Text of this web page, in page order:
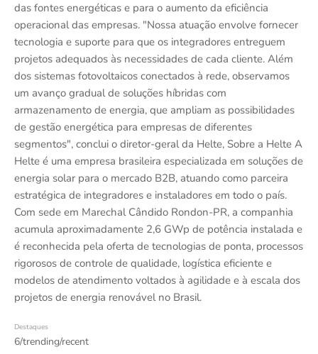
das fontes energéticas e para o aumento da eficiência
operacional das empresas. "Nossa atuação envolve fornecer
tecnologia e suporte para que os integradores entreguem
projetos adequados às necessidades de cada cliente. Além
dos sistemas fotovoltaicos conectados à rede, observamos
um avanço gradual de soluções híbridas com
armazenamento de energia, que ampliam as possibilidades
de gestão energética para empresas de diferentes
segmentos", conclui o diretor-geral da Helte, Sobre a Helte A
Helte é uma empresa brasileira especializada em soluções de
energia solar para o mercado B2B, atuando como parceira
estratégica de integradores e instaladores em todo o país.
Com sede em Marechal Cândido Rondon-PR, a companhia
acumula aproximadamente 2,6 GWp de potência instalada e
é reconhecida pela oferta de tecnologias de ponta, processos
rigorosos de controle de qualidade, logística eficiente e
modelos de atendimento voltados à agilidade e à escala dos
projetos de energia renovável no Brasil.
Destaques
6/trending/recent